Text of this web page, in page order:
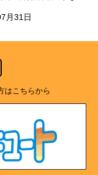
月31日
はこちらから